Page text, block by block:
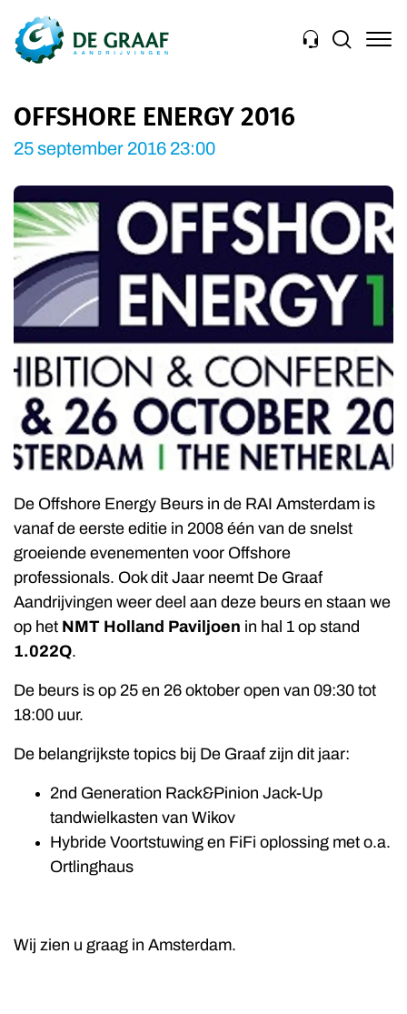
Navigation
OFFSHORE ENERGY 2016
25 september 2016 23:00
De Offshore Energy Beurs in de RAI Amsterdam is
vanaf de eerste editie in 2008 één van de snelst
groeiende evenementen voor Offshore
professionals. Ook dit Jaar neemt De Graaf
Aandrijvingen weer deel aan deze beurs en staan we
op het NMT Holland Paviljoen in hal 1 op stand
1.022Q.
De beurs is op 25 en 26 oktober open van 09:30 tot
18:00 uur.
De belangrijkste topics bij De Graaf zijn dit jaar:
2nd Generation Rack&Pinion Jack-Up
tandwielkasten van Wikov
Hybride Voortstuwing en FiFi oplossing met o.a.
Ortlinghaus
Wij zien u graag in Amsterdam.